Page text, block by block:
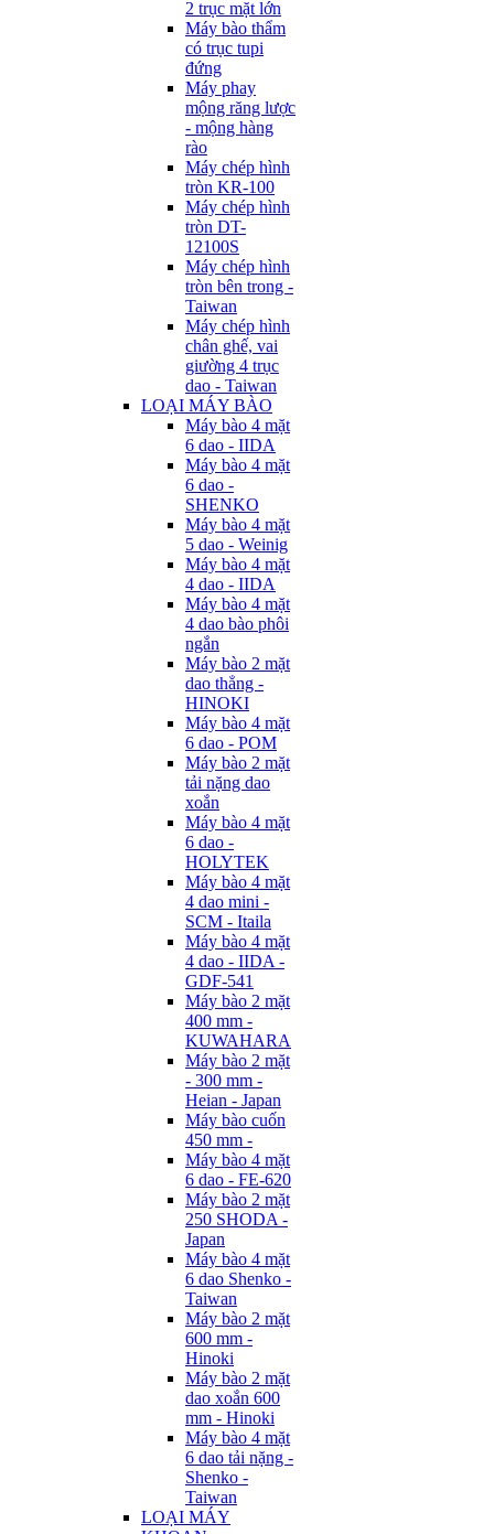
2 trục mặt lớn
Máy bào thẩm
có trục tupi
đứng
Máy phay
mộng răng lược
- mộng hàng
rào
Máy chép hình
tròn KR-100
Máy chép hình
tròn DT-
12100S
Máy chép hình
tròn bên trong -
Taiwan
Máy chép hình
chân ghế, vai
giường 4 trục
dao - Taiwan
LOẠI MÁY BÀO
Máy bào 4 mặt
6 dao - IIDA
Máy bào 4 mặt
6 dao -
SHENKO
Máy bào 4 mặt
5 dao - Weinig
Máy bào 4 mặt
4 dao - IIDA
Máy bào 4 mặt
4 dao bào phôi
ngắn
Máy bào 2 mặt
dao thẳng -
HINOKI
Máy bào 4 mặt
6 dao - POM
Máy bào 2 mặt
tải nặng dao
xoắn
Máy bào 4 mặt
6 dao -
HOLYTEK
Máy bào 4 mặt
4 dao mini -
SCM - Itaila
Máy bào 4 mặt
4 dao - IIDA -
GDF-541
Máy bào 2 mặt
400 mm -
KUWAHARA
Máy bào 2 mặt
- 300 mm -
Heian - Japan
Máy bào cuốn
450 mm -
Máy bào 4 mặt
6 dao - FE-620
Máy bào 2 mặt
250 SHODA -
Japan
Máy bào 4 mặt
6 dao Shenko -
Taiwan
Máy bào 2 mặt
600 mm -
Hinoki
Máy bào 2 mặt
dao xoắn 600
mm - Hinoki
Máy bào 4 mặt
6 dao tải nặng -
Shenko -
Taiwan
LOẠI MÁY